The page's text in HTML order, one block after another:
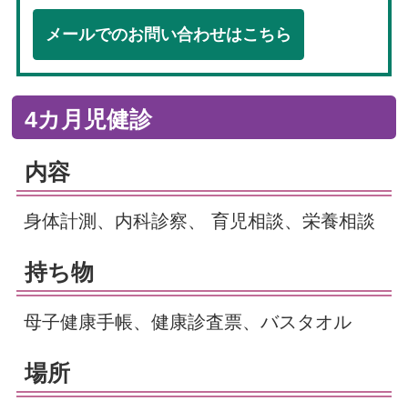
メールでのお問い合わせはこちら
4カ月児健診
内容
身体計測、内科診察、 育児相談、栄養相談
持ち物
母子健康手帳、健康診査票、バスタオル
場所